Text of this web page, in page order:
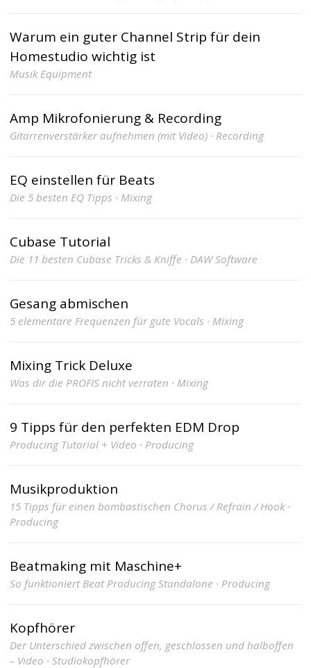
Warum ein guter Channel Strip für dein
Homestudio wichtig ist
Musik Equipment
Amp Mikrofonierung & Recording
Gitarrenverstärker aufnehmen (mit Video) · Recording
EQ einstellen für Beats
Die 5 besten EQ Tipps · Mixing
Cubase Tutorial
Die 11 besten Cubase Tricks & Kniffe · DAW Software
Gesang abmischen
5 elementare Frequenzen für gute Vocals · Mixing
Mixing Trick Deluxe
Was dir die PROFIS nicht verraten · Mixing
9 Tipps für den perfekten EDM Drop
Producing Tutorial + Video · Producing
Musikproduktion
15 Tipps für einen bombastischen Chorus / Refrain / Hook ·
Producing
Beatmaking mit Maschine+
So funktioniert Beat Producing Standalone · Producing
Kopfhörer
Der Unterschied zwischen offen, geschlossen und halboffen
– Video · Studiokopfhörer